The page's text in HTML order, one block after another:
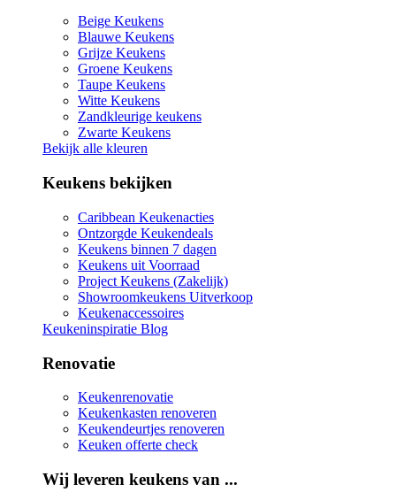
Beige Keukens
Blauwe Keukens
Grijze Keukens
Groene Keukens
Taupe Keukens
Witte Keukens
Zandkleurige keukens
Zwarte Keukens
Bekijk alle kleuren
Keukens bekijken
Caribbean Keukenacties
Ontzorgde Keukendeals
Keukens binnen 7 dagen
Keukens uit Voorraad
Project Keukens (Zakelijk)
Showroomkeukens Uitverkoop
Keukenaccessoires
Keukeninspiratie Blog
Renovatie
Keukenrenovatie
Keukenkasten renoveren
Keukendeurtjes renoveren
Keuken offerte check
Wij leveren keukens van ...